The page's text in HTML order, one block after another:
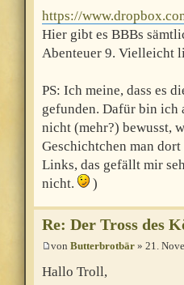
https://
Hier gibt es BBBs
Abenteuer 9. Vielleicht
PS: Ich meine, dass es
gefunden. Dafür bin ich
nicht (mehr?) bewusst,
Geschichtchen man
Links, das gefällt mir
nicht.
)
Re: Der Tross des
von Butterbrotbär » 21.
Hallo Troll,